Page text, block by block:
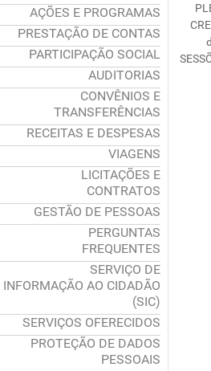
AÇÕES E PROGRAMAS
PRESTAÇÃO DE CONTAS
PARTICIPAÇÃO SOCIAL
AUDITORIAS
CONVÊNIOS E
TRANSFERÊNCIAS
RECEITAS E DESPESAS
VIAGENS
LICITAÇÕES E
CONTRATOS
GESTÃO DE PESSOAS
PERGUNTAS
FREQUENTES
SERVIÇO DE
INFORMAÇÃO AO CIDADÃO
(SIC)
SERVIÇOS OFERECIDOS
PROTEÇÃO DE DADOS
PESSOAIS